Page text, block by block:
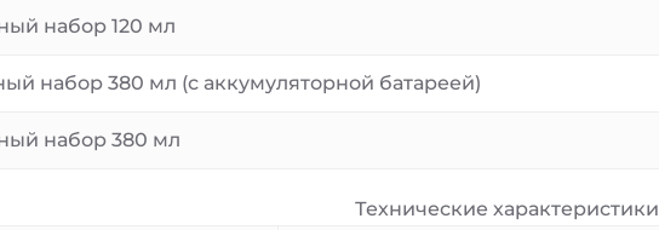
набор 120 мл
набор 380 мл (с аккумуляторной батареей)
набор 380 мл
Технические характеристики